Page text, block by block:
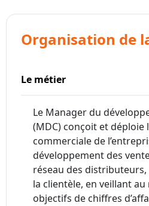
Organisation de
Le métier
Le Manager du
(MDC) conçoit et déploie
commerciale de
développement des
réseau des
la clientèle, en veillant au
objectifs de chiffres